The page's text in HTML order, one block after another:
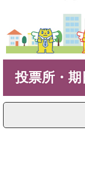
投票所・